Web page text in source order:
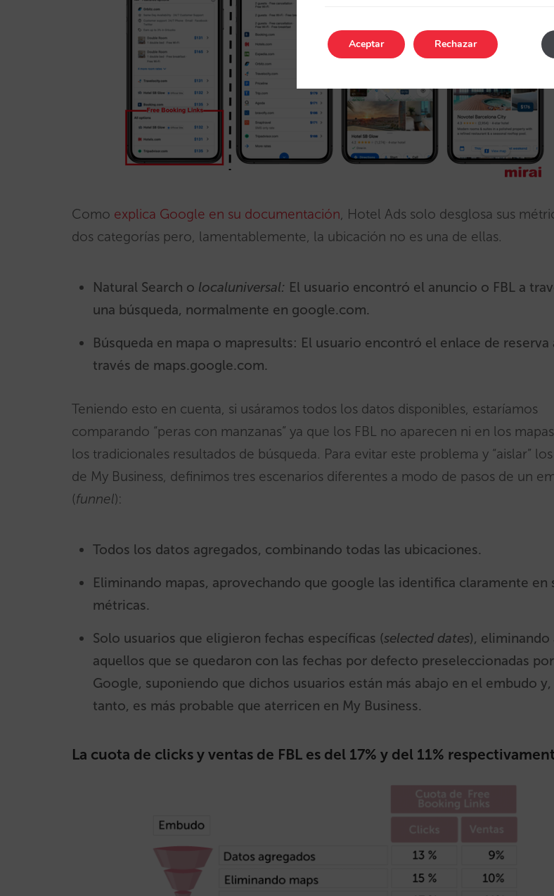
Como explica Google en su documentación, Hotel Ads solo desglosa sus
dos categorías pero, lamentablemente, la ubicación no es una de ellas.
Natural Search o localuniversal: El usuario encontró el anuncio o FBL a
una búsqueda, normalmente en google.com.
Búsqueda en mapa o mapresults: El usuario encontró el enlace de reserva
través de maps.google.com.
Teniendo esto en cuenta, si usáramos todos los datos disponibles, estaríamos
comparando “peras con manzanas” ya que los FBL no aparecen ni en los
los tradicionales resultados de búsqueda. Para evitar este problema y “aislar”
de My Business, definimos tres escenarios diferentes a modo de pasos de un
(funnel):
Todos los datos agregados, combinando todas las ubicaciones.
Eliminando mapas, aprovechando que google las identifica claramente en
métricas.
Solo usuarios que eligieron fechas específicas (selected dates), eliminando
aquellos que se quedaron con las fechas por defecto preseleccionadas por
Google, suponiendo que dichos usuarios están más abajo en el embudo
tanto, es más probable que aterricen en My Business.
La cuota de clicks y ventas de FBL es del 17% y del 11%
Aceptar Rechazar